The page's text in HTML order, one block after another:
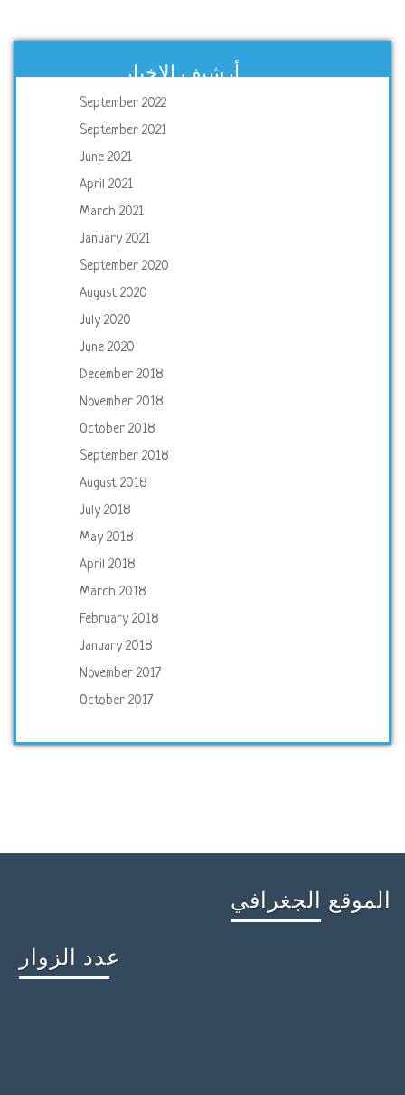
أرشيف الاخبار
September 2022
September 2021
June 2021
April 2021
March 2021
January 2021
September 2020
August 2020
July 2020
June 2020
December 2018
November 2018
October 2018
September 2018
August 2018
July 2018
May 2018
April 2018
March 2018
February 2018
January 2018
November 2017
October 2017
الموقع الجغرافي
عدد الزوار